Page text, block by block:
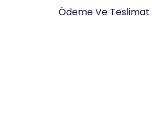
Ödeme Ve Teslimat